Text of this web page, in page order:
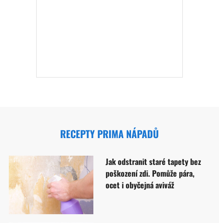
RECEPTY PRIMA NÁPADŮ
Jak odstranit staré tapety bez
poškození zdi. Pomůže pára,
ocet i obyčejná aviváž